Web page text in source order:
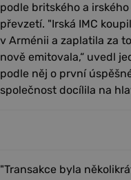
podle britského a
převzetí. "Irská IMC
v Arménii a zaplatila za
nově emitovala,“ uvedl
podle něj o první
společnost docílila na
"Transakce byla